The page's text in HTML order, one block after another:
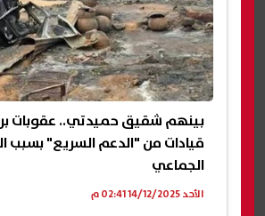
قيادات من "الدعم السريع" بسبب
الجماعي
الأحد 14/12/2025 02:41 م